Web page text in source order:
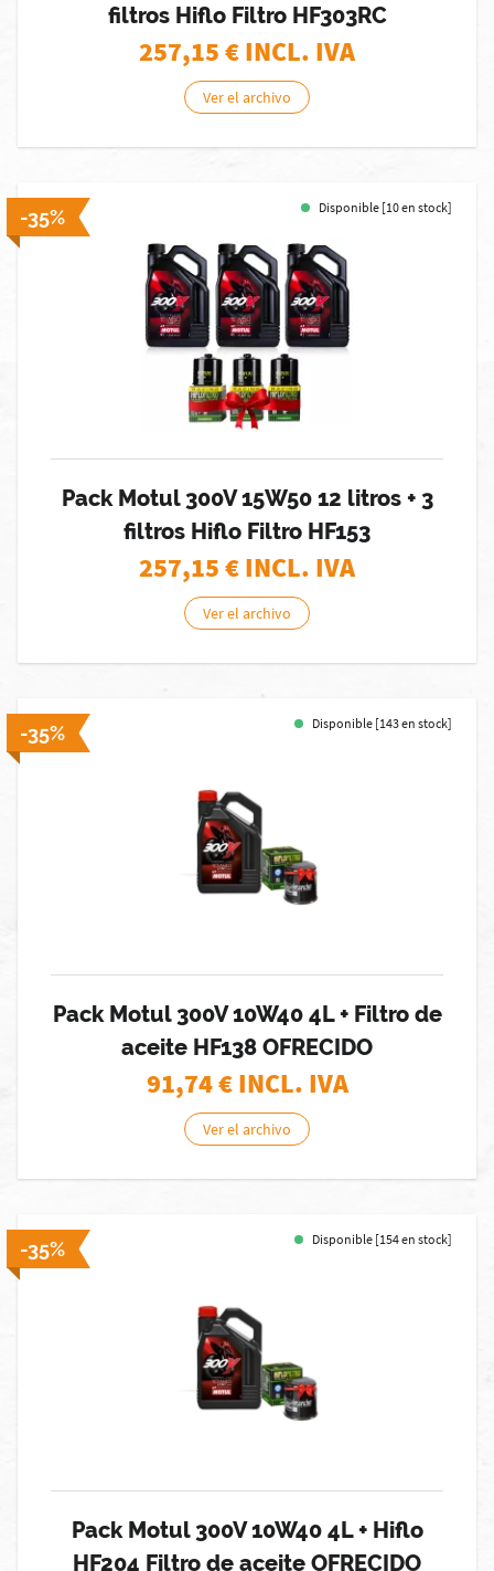
filtros Hiflo Filtro HF303RC
257,15€ INCL. IVA
Ver el archivo
-35% Disponible [10 en stock]
Pack Motul 300V 15W50 12 litros + 3
filtros Hiflo Filtro HF153
257,15€ INCL. IVA
Ver el archivo
-35% Disponible [143 en stock]
Pack Motul 300V 10W40 4L + Filtro de
aceite HF138 OFRECIDO
91,74€ INCL. IVA
Ver el archivo
-35% Disponible [154 en stock]
Pack Motul 300V 10W40 4L + Hiflo
HF204 Filtro de aceite OFRECIDO